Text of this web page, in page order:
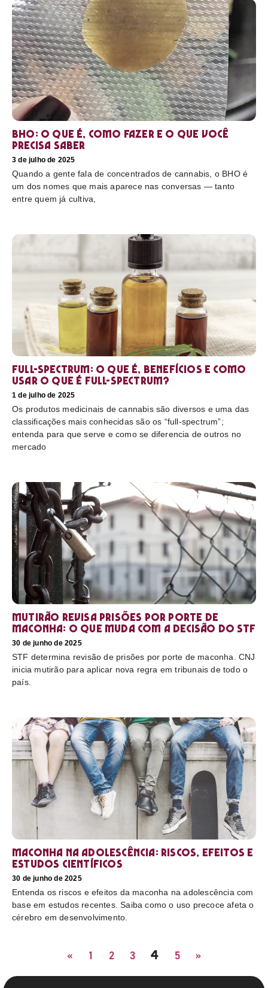
BHO: o que é, como fazer e o que você
precisa saber
3 de julho de 2025
Quando a gente fala de concentrados de cannabis, o BHO é
um dos nomes que mais aparece nas conversas — tanto
entre quem já cultiva,
Full-Spectrum: O que é, benefícios e como
usar O que é full-spectrum?
1 de julho de 2025
Os produtos medicinais de cannabis são diversos e uma das
classificações mais conhecidas são os “full-spectrum”;
entenda para que serve e como se diferencia de outros no
mercado
Mutirão revisa prisões por porte de
maconha: o que muda com a decisão do STF
30 de junho de 2025
STF determina revisão de prisões por porte de maconha. CNJ
inicia mutirão para aplicar nova regra em tribunais de todo o
país.
Maconha na adolescência: riscos, efeitos e
estudos científicos
30 de junho de 2025
Entenda os riscos e efeitos da maconha na adolescência com
base em estudos recentes. Saiba como o uso precoce afeta o
cérebro em desenvolvimento.
« 1 2 3 4 5 »